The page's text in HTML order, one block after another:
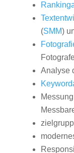
(SMM)
Analyse